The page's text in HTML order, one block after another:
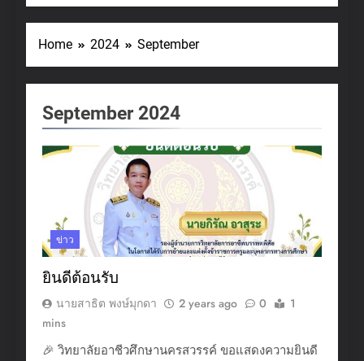
Home 2024 September
September 2024
ข่าว
ยินดีต้อนรับ
นายสาธิต พงษ์มุกดา 2 years ago 0
1
mins
🎉 วิทยาลัยอาชีวศึกษานครสวรรค์ ขอแสดงความยินดี